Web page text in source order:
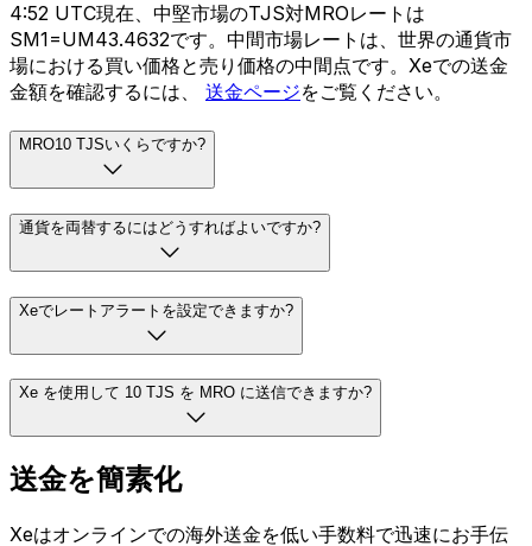
4:52 UTC現在、中堅市場のTJS対MROレートは
SM1=UM43.4632です。中間市場レートは、世界の通貨市
場における買い価格と売り価格の中間点です。Xeでの送金
金額を確認するには、 送金ページをご覧ください。
MRO10 TJSいくらですか?
通貨を両替するにはどうすればよいですか?
Xeでレートアラートを設定できますか?
Xe を使用して 10 TJS を MRO に送信できますか?
送金を簡素化
Xeはオンラインでの海外送金を低い手数料で迅速にお手伝